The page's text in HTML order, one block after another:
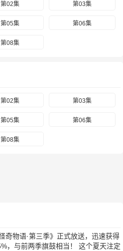
第02集 第03集
第05集 第06集
第08集
第02集 第03集
第05集 第06集
第08集
奇物语·第三季》正式放送，迅速获得
，与前两季旗鼓相当！ 这个夏天注定